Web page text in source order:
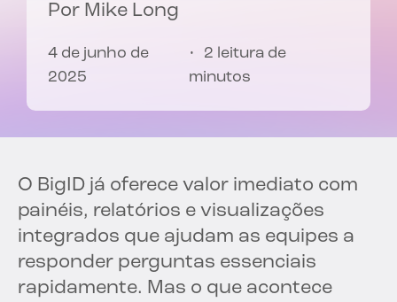
Por Mike Long
4 de junho de
2025
2 leitura de
minutos
O BigID já oferece valor imediato com
painéis, relatórios e visualizações
integrados que ajudam as equipes a
responder perguntas essenciais
rapidamente. Mas o que acontece